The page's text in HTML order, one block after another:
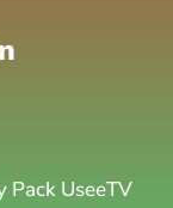
Pack UseeTV